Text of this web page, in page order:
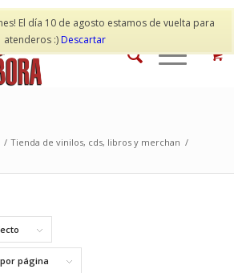
El día 10 de agosto estamos de vuelta para
atenderos :)Descartar
Mi cuenta Contacto
/ Tienda de vinilos, cds, libros y merchan /
página